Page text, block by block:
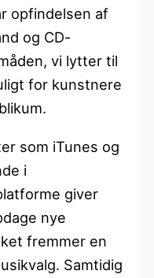
opfindelsen af
og CD-
vi lytter til
for kunstnere
som iTunes og
i
giver
nye
fremmer en
Samtidig